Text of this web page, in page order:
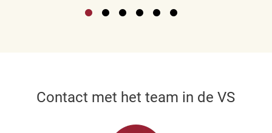
Contact met het team in de VS